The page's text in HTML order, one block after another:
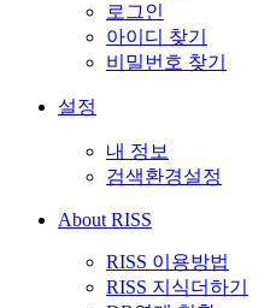
로그인
아이디 찾기
비밀번호 찾기
설정
내 정보
검색환경설정
About RISS
RISS 이용방법
RISS 지식더하기